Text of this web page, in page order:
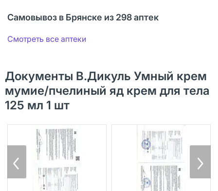
Самовывоз в Брянске из 298 аптек
Смотреть все аптеки
Документы В.Дикуль Умный крем
мумие/пчелиный яд крем для тела
125 мл 1 шт